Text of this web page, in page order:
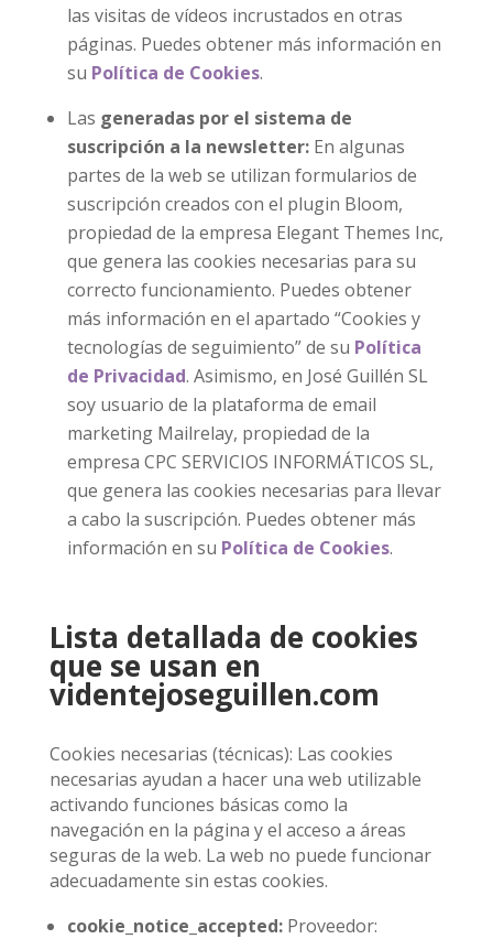
las visitas de vídeos incrustados en otras
páginas. Puedes obtener más información en
su Política de Cookies.
Las generadas por el sistema de
suscripción a la newsletter:En algunas
partes de la web se utilizan formularios de
suscripción creados con el plugin Bloom,
propiedad de la empresa Elegant Themes Inc,
que genera las cookies necesarias para su
correcto funcionamiento. Puedes obtener
más información en el apartado “Cookies y
tecnologías de seguimiento” de su Política
de Privacidad. Asimismo, en José Guillén SL
soy usuario de la plataforma de email
marketing Mailrelay, propiedad de la
empresa CPC SERVICIOS INFORMÁTICOS SL,
que genera las cookies necesarias para llevar
a cabo la suscripción. Puedes obtener más
información en su Política de Cookies.
Lista detallada de cookies
que se usan en
videntejoseguillen.com
Cookies necesarias (técnicas): Las cookies
necesarias ayudan a hacer una web utilizable
activando funciones básicas como la
navegación en la página y el acceso a áreas
seguras de la web. La web no puede funcionar
adecuadamente sin estas cookies.
cookie_notice_accepted:Proveedor: